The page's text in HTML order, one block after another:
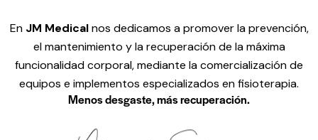
En JM Medicalnos dedicamos a promover la prevención,
el mantenimiento y la recuperación de la máxima
funcionalidad corporal, mediante la comercialización de
equipos e implementos especializados en fisioterapia.
Menos desgaste, más recuperación.